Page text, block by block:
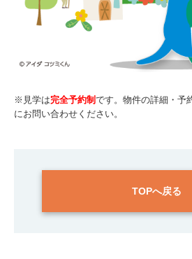
※見学は完全予約制 です。物件の詳細・予
にお問い合わせください。
TOPへ戻る